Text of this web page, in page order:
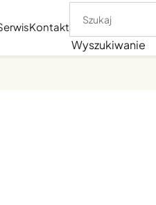
Kontakt
Wyszukiwanie